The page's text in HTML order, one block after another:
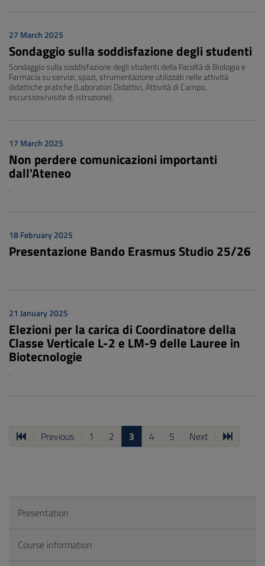
27 March 2025
Sondaggio sulla soddisfazione degli studenti
Sondaggio sulla soddisfazione degli studenti della Facoltà di Biologia e
Farmacia su servizi, spazi, strumentazione utilizzati nelle attività
didattiche pratiche (Laboratori Didattici, Attività di Campo,
escursioni/visite di istruzione).
17 March 2025
Non perdere comunicazioni importanti
dall'Ateneo
.
18 February 2025
Presentazione Bando Erasmus Studio 25/26
.
21 January 2025
Elezioni per la carica di Coordinatore della
Classe Verticale L-2 e LM-9 delle Lauree in
Biotecnologie
.
Previous 1 2 3 4 5 Next
Presentation
Course information